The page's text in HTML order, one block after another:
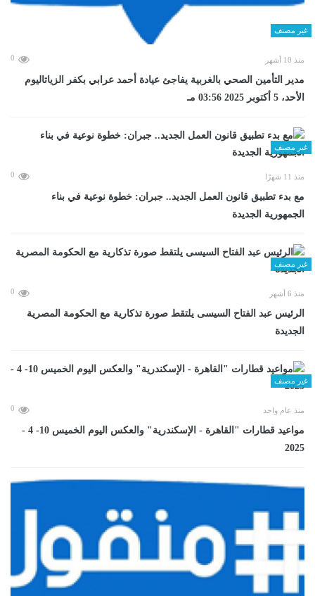
غير مصنف
منذ 10 أشهر 0
مدير التأمين الصحي بالغربية يفاجئ عيادة أحمد عرابي بكفر الزياتاليوم
الأحد، 5 أكتوبر 2025 03:56 مـ
غير مصنف
منذ 11 شهرًا 0
مع بدء تطبيق قانون العمل الجديد.. جبران: خطوة نوعية في بناء
الجمهورية الجديدة
غير مصنف
منذ 6 أشهر 0
الرئيس عبد الفتاح السيسى يلتقط صورة تذكارية مع الحكومة المصرية
الجديدة
غير مصنف
منذ عام واحد 0
مواعيد قطارات "القاهرة - الإسكندرية" والعكس اليوم الخميس 10- 4 -
2025